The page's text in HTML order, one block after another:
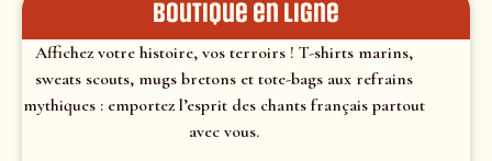
Boutique en ligne
Affichez votre histoire, vos terroirs ! T-shirts marins,
sweats scouts, mugs bretons et tote-bags aux refrains
mythiques : emportez l’esprit des chants français partout
avec vous.